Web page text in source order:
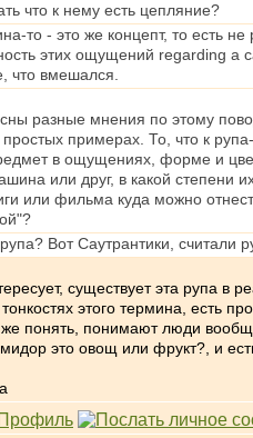
что к нему есть цепляние?
то - это же концепт, то есть
этих ощущений regarding a
что вмешался.
разные мнения по этому
простых примерах. То, что к
в ощущениях, форме и
или друг, в какой степени
или фильма куда можно
Вот Саутрантики,
существует эта рупа в
этого термина, есть
понять, понимают люди
это овощ или фрукт?, и